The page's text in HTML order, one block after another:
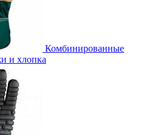
Комбинированные
и хлопка